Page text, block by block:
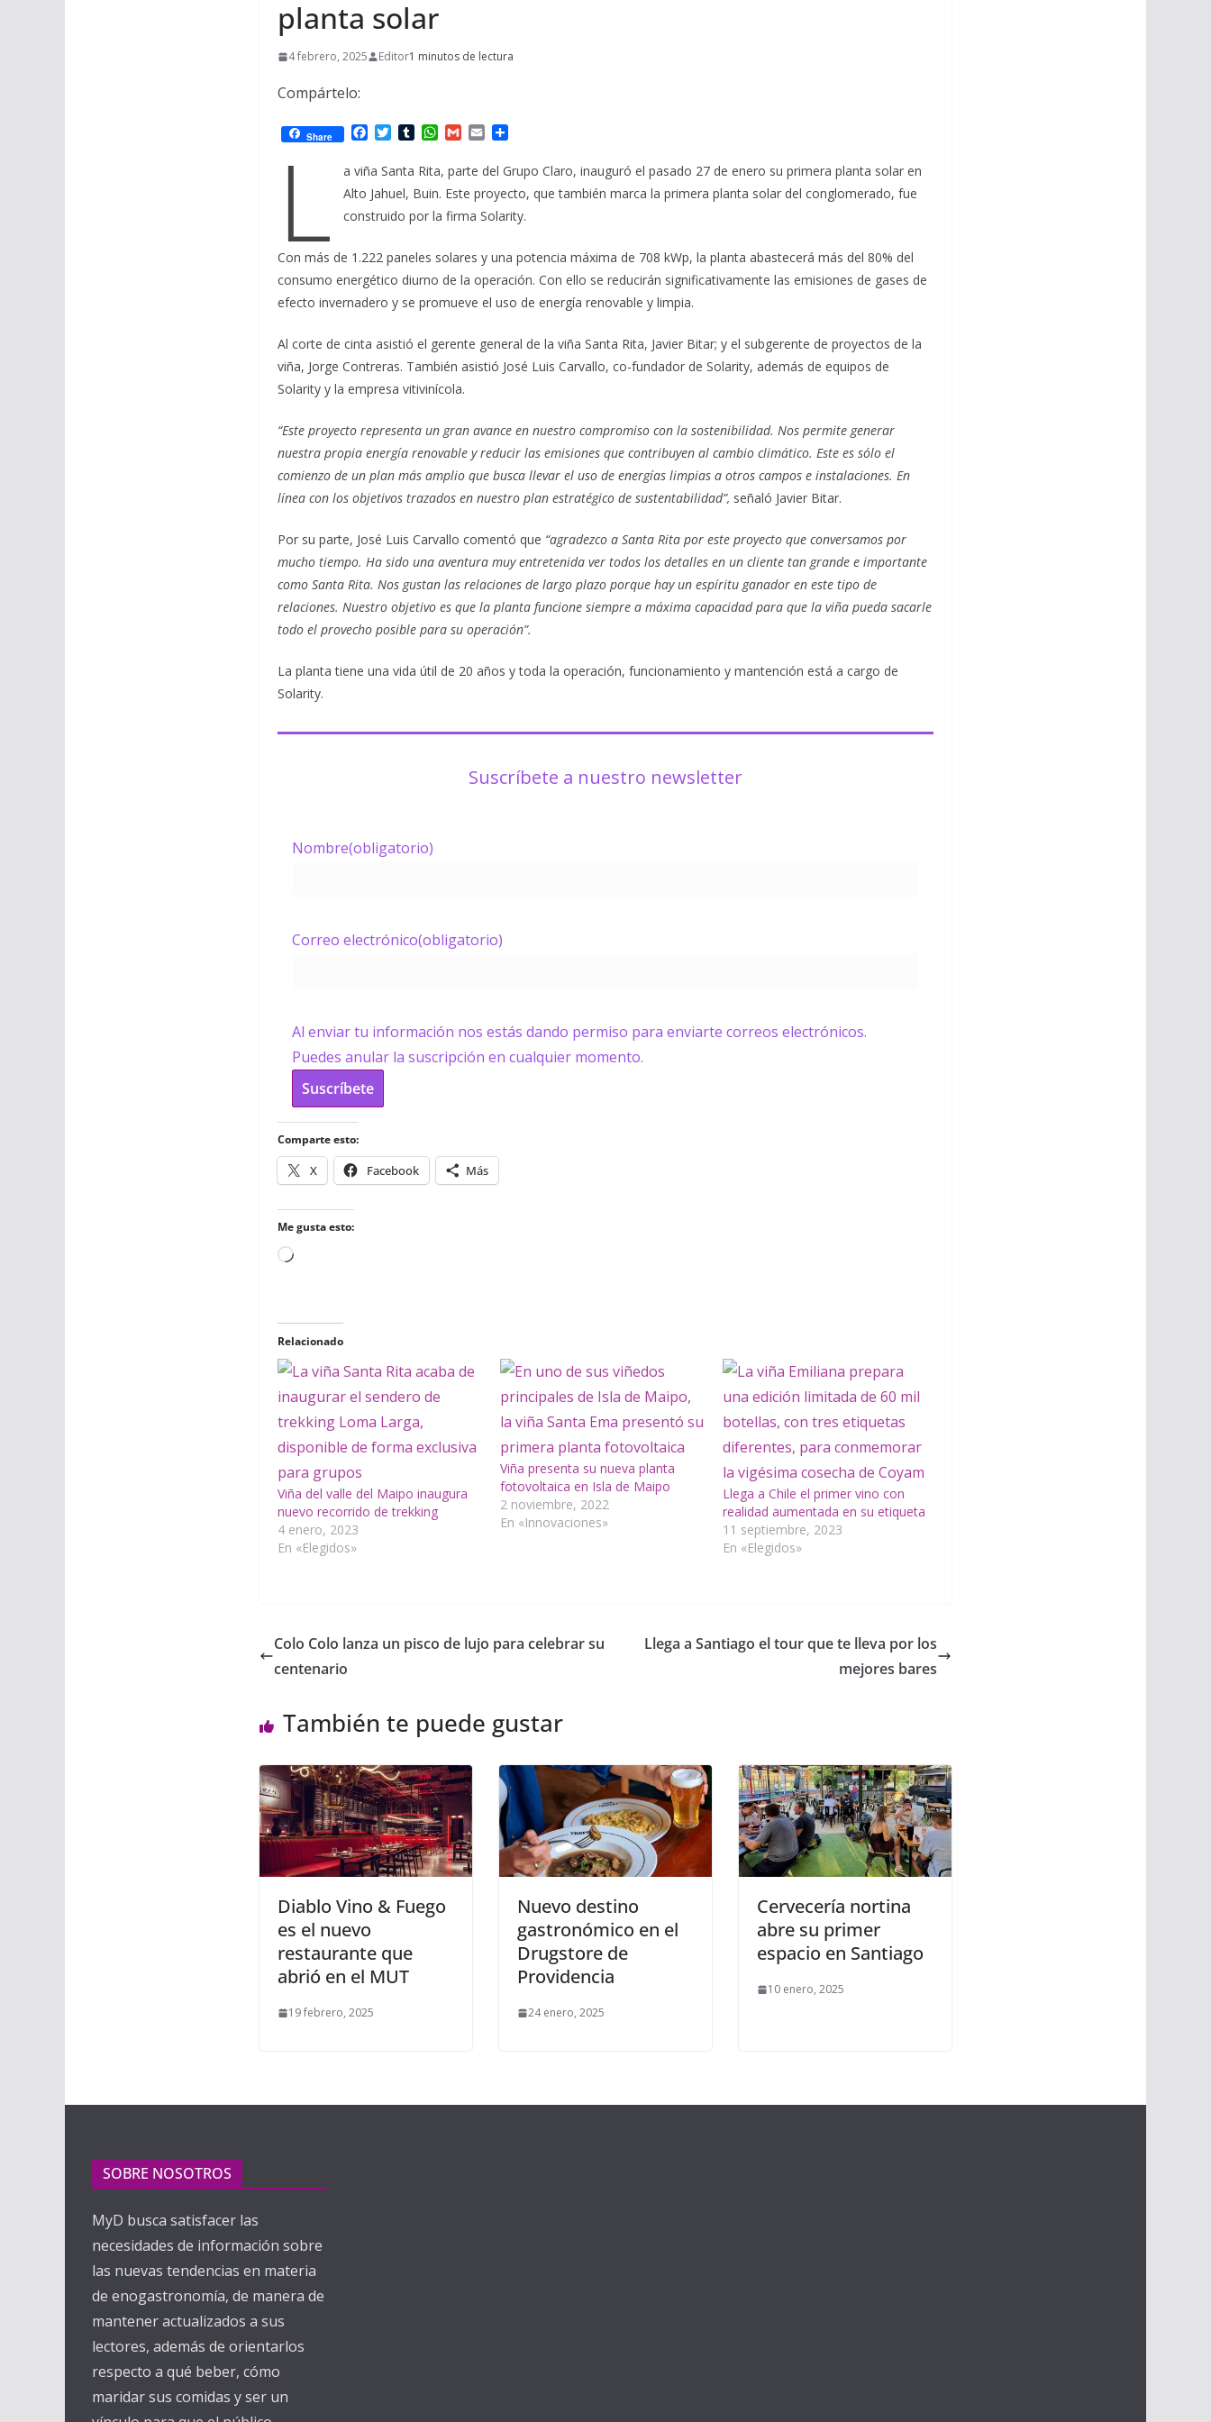
planta solar
4 febrero, 2025 Editor1 minutos de lectura
Compártelo:
Share
c
e
b
o
T
i
t
t
e
T
m
b
l
r
W
a
t
s
A
G
a
i
l
E
a
i
l
m
p
a
r
r
L
a viña Santa Rita, parte del Grupo Claro, inauguró el pasado 27 de enero su primera planta solar en
Alto Jahuel, Buin. Este proyecto, que también marca la primera planta solar del conglomerado, fue
construido por la firma Solarity.
Con más de 1.222 paneles solares y una potencia máxima de 708 kWp, la planta abastecerá más del 80% del
consumo energético diurno de la operación. Con ello se reducirán significativamente las emisiones de gases de
efecto invernadero y se promueve el uso de energía renovable y limpia.
Al corte de cinta asistió el gerente general de la viña Santa Rita, Javier Bitar; y el subgerente de proyectos de la
viña, Jorge Contreras. También asistió José Luis Carvallo, co-fundador de Solarity, además de equipos de
Solarity y la empresa vitivinícola.
“Este proyecto representa un gran avance en nuestro compromiso con la sostenibilidad. Nos permite generar
nuestra propia energía renovable y reducir las emisiones que contribuyen al cambio climático. Este es sólo el
comienzo de un plan más amplio que busca llevar el uso de energías limpias a otros campos e instalaciones. En
línea con los objetivos trazados en nuestro plan estratégico de sustentabilidad”, señaló Javier Bitar.
Por su parte, José Luis Carvallo comentó que “agradezco a Santa Rita por este proyecto que conversamos por
mucho tiempo. Ha sido una aventura muy entretenida ver todos los detalles en un cliente tan grande e importante
como Santa Rita. Nos gustan las relaciones de largo plazo porque hay un espíritu ganador en este tipo de
relaciones. Nuestro objetivo es que la planta funcione siempre a máxima capacidad para que la viña pueda sacarle
todo el provecho posible para su operación”.
La planta tiene una vida útil de 20 años y toda la operación, funcionamiento y mantención está a cargo de
Solarity.
Suscríbete a nuestro newsletter
Nombre(obligatorio)
Correo electrónico(obligatorio)
Al enviar tu información nos estás dando permiso para enviarte correos electrónicos.
Puedes anular la suscripción en cualquier momento.
Suscríbete
Comparte esto:
X Facebook Más
Me gusta esto:
Cargando...
Relacionado
Viña del valle del Maipo inaugura
nuevo recorrido de trekking
4 enero, 2023
En «Elegidos»
Viña presenta su nueva planta
fotovoltaica en Isla de Maipo
2 noviembre, 2022
En «Innovaciones»
Llega a Chile el primer vino con
realidad aumentada en su etiqueta
11 septiembre, 2023
En «Elegidos»
Colo Colo lanza un pisco de lujo para celebrar su
centenario
Llega a Santiago el tour que te lleva por los
mejores bares
También te puede gustar
Diablo Vino & Fuego
es el nuevo
restaurante que
abrió en el MUT
19 febrero, 2025
Nuevo destino
gastronómico en el
Drugstore de
Providencia
24 enero, 2025
Cervecería nortina
abre su primer
espacio en Santiago
10 enero, 2025
SOBRE NOSOTROS
MyD busca satisfacer las
necesidades de información sobre
las nuevas tendencias en materia
de enogastronomía, de manera de
mantener actualizados a sus
lectores, además de orientarlos
respecto a qué beber, cómo
maridar sus comidas y ser un